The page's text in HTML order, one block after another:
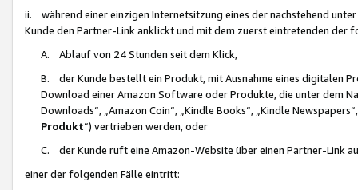
ii. während einer einzigen Internetsitzung eines der nachstehend
Kunde den Partner-Link anklickt und mit dem zuerst eintretenden der
A. Ablauf von 24 Stunden seit dem Klick,
B. der Kunde bestellt ein Produkt, mit Ausnahme eines digitalen
Download einer Amazon Software oder Produkte, die unter dem
Downloads“, „Amazon Coin“, „Kindle Books“, „Kindle
Produkt“) vertrieben werden, oder
C. der Kunde ruft eine Amazon-Website über einen Partner-Link
einer der folgenden Fälle eintritt: